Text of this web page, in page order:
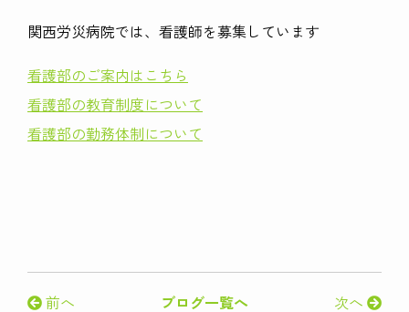
関西労災病院では、看護師を募集しています
看護部のご案内はこちら
看護部の教育制度について
看護部の勤務体制について
前へ 次へ
ブログ一覧へ